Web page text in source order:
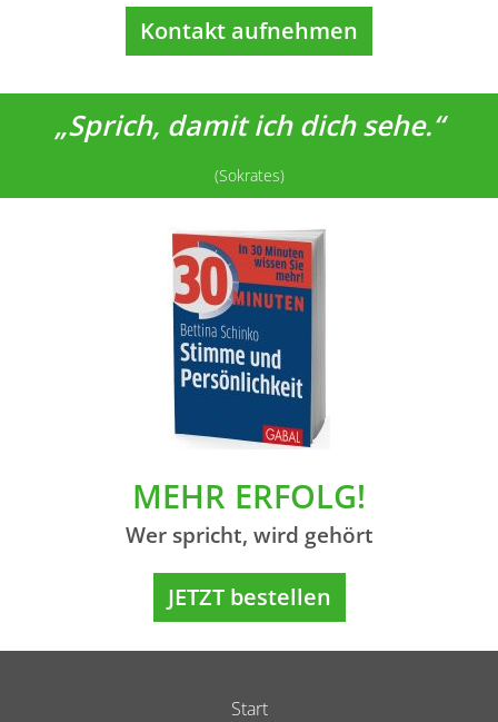
Kontakt aufnehmen
„Sprich, damit ich dich sehe.“
(Sokrates)
MEHR ERFOLG!
Wer spricht, wird gehört
JETZT bestellen
Start